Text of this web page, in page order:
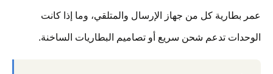
عمر بطارية كل من جهاز الإرسال والمتلقي، وما إذا كانت
الوحدات تدعم شحن سريع أو تصاميم البطاريات الساخنة.